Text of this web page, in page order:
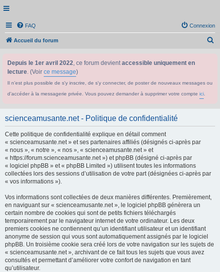
FAQ Connexion
Accueil du forum
Depuis le 1er avril 2022, ce forum devientaccessible uniquement en
lecture. (Voir ce message)
Il n'est plus possible de s'y inscrire, de s'y connecter, de poster de nouveaux messages ou
d'accéder à la messagerie privée. Vous pouvez demander à supprimer votre compte ici
scienceamusante.net - Politique de confidentialité
Cette politique de confidentialité explique en détail comment
« scienceamusante.net » et ses partenaires affiliés (désignés ci-après par
« nous », « notre », « nos », « scienceamusante.net » et
« https://forum.scienceamusante.net ») et phpBB (désigné ci-après par
« logiciel phpBB » et « phpBB Limited ») utilisent toutes les informations
collectées lors des sessions d’utilisation de votre part (désignées ci-après par
« vos informations »).
Vos informations sont collectées de deux manières différentes. Premièrement,
en naviguant sur « scienceamusante.net », le logiciel phpBB génèrera un
certain nombre de cookies qui sont de petits fichiers téléchargés
temporairement par le navigateur internet de votre ordinateur. Les deux
premiers cookies ne contiennent qu’un identifiant utilisateur et un identifiant
anonyme de session qui vous sont automatiquement assignés par le logiciel
phpBB. Un troisième cookie sera créé lors de votre navigation sur les sujets de
« scienceamusante.net », archivant de ce fait tous les sujets que vous avez
consultés et permettant d’améliorer votre confort de navigation en tant
qu’utilisateur.